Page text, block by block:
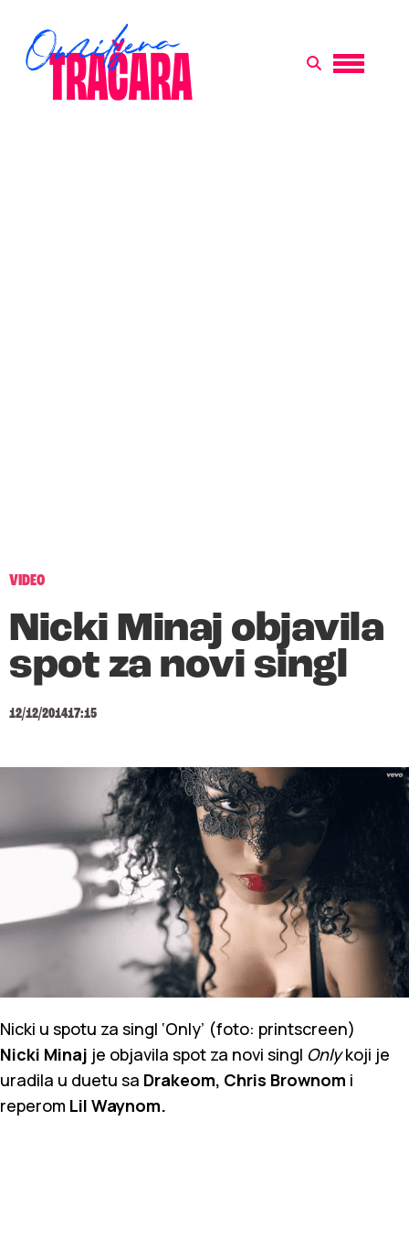
VIDEO
Nicki Minaj objavila
spot za novi singl
12/12/201417:15
Nicki u spotu za singl ‘Only’ (foto: printscreen)
Nicki Minaj je objavila spot za novi singl Onlykoji je
uradila u duetu sa Drakeom, Chris Brownom i
reperom Lil Waynom.